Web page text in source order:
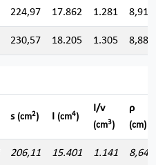
224,97 17.862 1.281 8,910
230,57 18.205 1.305 8,885
s (cm2) I (cm4)
I/v
(cm3)
ρ
(cm)
206,11 15.401 1.141 8,644